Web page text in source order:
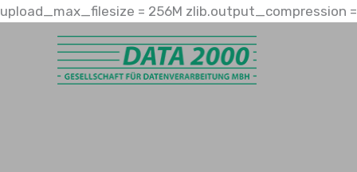
upload_max_filesize = 256M zlib.output_compression